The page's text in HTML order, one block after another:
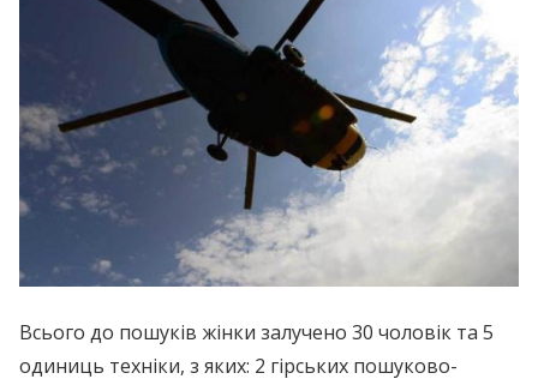
Всього до пошуків жінки залучено 30 чоловік та 5
одиниць техніки, з яких: 2 гірських пошуково-